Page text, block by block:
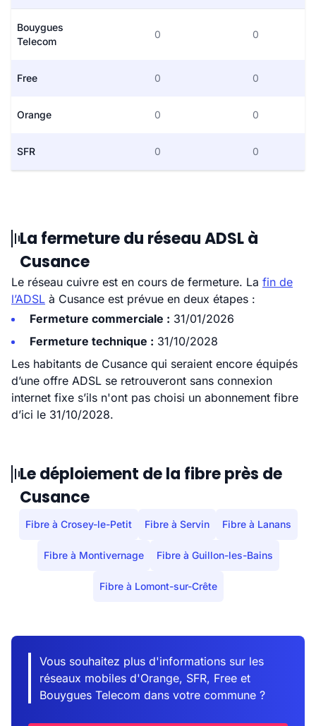
Bouygues
Telecom
0 0
Free 0 0
Orange 0 0
SFR 0 0
La fermeture du réseau ADSL à
Cusance
Le réseau cuivre est en cours de fermeture. La fin de
l’ADSL à Cusance est prévue en deux étapes :
Fermeture commerciale : 31/01/2026
Fermeture technique : 31/10/2028
Les habitants de Cusance qui seraient encore équipés
d’une offre ADSL se retrouveront sans connexion
internet fixe s’ils n'ont pas choisi un abonnement fibre
d’ici le 31/10/2028.
Le déploiement de la fibre près de
Cusance
Fibre à Crosey-le-Petit Fibre à Servin Fibre à Lanans
Fibre à Montivernage Fibre à Guillon-les-Bains
Fibre à Lomont-sur-Crête
Vous souhaitez plus d'informations sur les
réseaux mobiles d'Orange, SFR, Free et
Bouygues Telecom dans votre commune ?